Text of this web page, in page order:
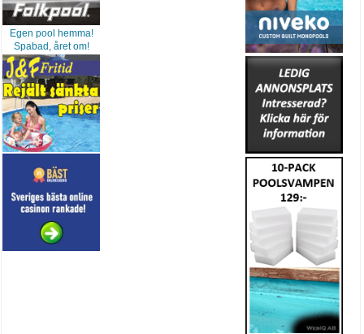
Egen pool hemma!
Spabad, året om!